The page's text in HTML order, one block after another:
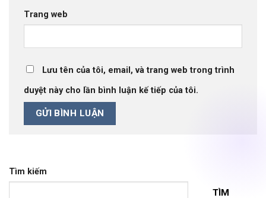
Trang web
Lưu tên của tôi, email, và trang web trong trình
duyệt này cho lần bình luận kế tiếp của tôi.
Tìm kiếm
TÌM